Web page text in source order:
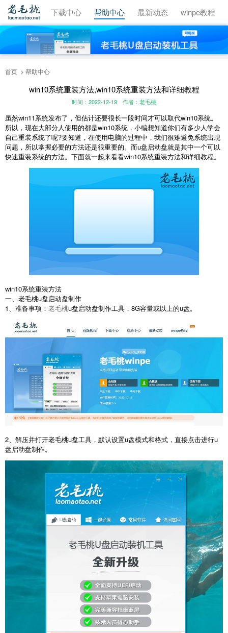
视频教程 下载中心 帮助中心 最新动态 winpe教程
首页 帮助中心
win10系统重装方法,win10系统重装方法和详细教程
时间：2022-12-19 作者：老毛桃
虽然win11系统发布了，但估计还要很长一段时间才可以取代win10系统。
所以，现在大部分人使用的都是win10系统，小编想知道你们有多少人学会
自己重装系统了呢?要知道，在使用电脑的过程中，我们很难避免系统出现
问题，所以掌握必要的方法还是很重要的。而u盘启动盘就是其中一个可以
快速重装系统的方法。下面就一起来看看win10系统重装方法和详细教程。
win10系统重装方法
一、老毛桃u盘启动盘制作
1、准备事项： 老毛桃u盘启动盘制作工具，8G容量或以上的u盘。
2、解压并打开老毛桃u盘工具，默认设置u盘模式和格式，直接点击进行u
盘启动盘制作。